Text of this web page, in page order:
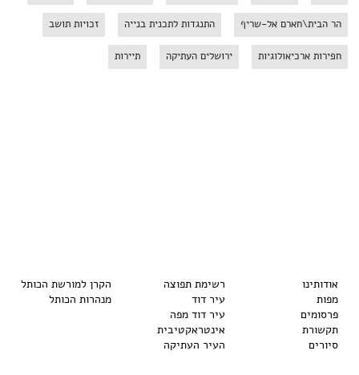
הר הבית\חארם אל-שריף התנגדות לתכנית בנייה זכויות תושב
חפירות ארכיאולוגיות ירושלים העתיקה תיירות
אודותינו
מפות
פרסומים
תקשורת
סיורים
רשימת תפוצה
עיר דוד
עיר דוד מפה
אינטראקטיבית
העיר העתיקה
הקרן למורשת הכותל
מנהרות הכותל